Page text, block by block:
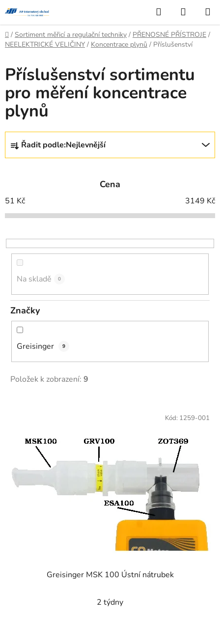
na
obsah
Hledat
KOŠÍK
Domů
/ Sortiment měřicí a regulační techniky / PŘENOSNÉ PŘÍSTROJE /
NEELEKTRICKÉ VELIČINY / Koncentrace plynů / Příslušenství
Příslušenství sortimentu
pro měření koncentrace
plynů
Ř
z
í
p
o
d
ů
Řadit podle:Nejlevnější
Cena
51 Kč 3149 Kč
Na skladě 0
Značky
Greisinger 9
Položek k zobrazení: 9
Greisinger MSK 100 Ústní nátrubek
2 týdny
Kód: 1259-001